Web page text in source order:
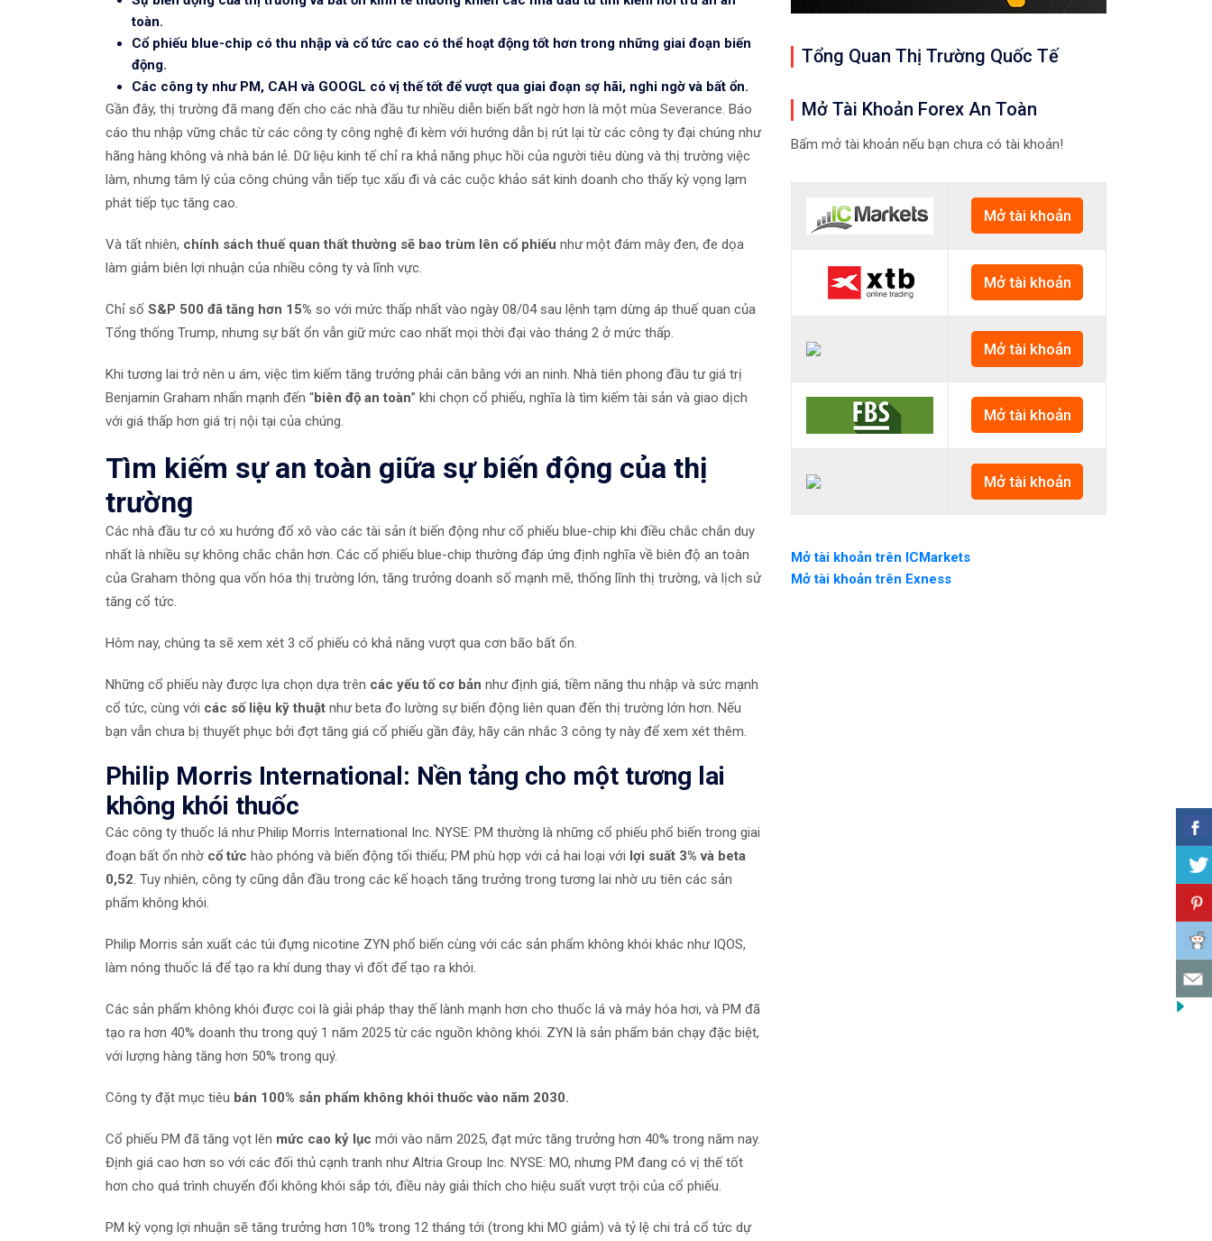
toàn.
Cổ phiếu blue-chip có thu nhập và cổ tức cao có thể hoạt động tốt hơn trong những giai đoạn biến
động.
Các công ty như PM, CAH và GOOGL có vị thế tốt để vượt qua giai đoạn sợ hãi, nghi ngờ và bất ổn.
Gần đây, thị trường đã mang đến cho các nhà đầu tư nhiều diễn biến bất ngờ hơn là một mùa Severance. Báo
cáo thu nhập vững chắc từ các công ty công nghệ đi kèm với hướng dẫn bị rút lại từ các công ty đại chúng như
hãng hàng không và nhà bán lẻ. Dữ liệu kinh tế chỉ ra khả năng phục hồi của người tiêu dùng và thị trường việc
làm, nhưng tâm lý của công chúng vẫn tiếp tục xấu đi và các cuộc khảo sát kinh doanh cho thấy kỳ vọng lạm
phát tiếp tục tăng cao.
Và tất nhiên, chính sách thuế quan thất thường sẽ bao trùm lên cổ phiếu như một đám mây đen, đe dọa
làm giảm biên lợi nhuận của nhiều công ty và lĩnh vực.
Chỉ số S&P 500 đã tăng hơn 15% so với mức thấp nhất vào ngày 08/04 sau lệnh tạm dừng áp thuế quan của
Tổng thống Trump, nhưng sự bất ổn vẫn giữ mức cao nhất mọi thời đại vào tháng 2 ở mức thấp.
Khi tương lai trở nên u ám, việc tìm kiếm tăng trưởng phải cân bằng với an ninh. Nhà tiên phong đầu tư giá trị
Benjamin Graham nhấn mạnh đến “biên độ an toàn” khi chọn cổ phiếu, nghĩa là tìm kiếm tài sản và giao dịch
với giá thấp hơn giá trị nội tại của chúng.
Tìm kiếm sự an toàn giữa sự biến động của thị
trường
Các nhà đầu tư có xu hướng đổ xô vào các tài sản ít biến động như cổ phiếu blue-chip khi điều chắc chắn duy
nhất là nhiều sự không chắc chắn hơn. Các cổ phiếu blue-chip thường đáp ứng định nghĩa về biên độ an toàn
của Graham thông qua vốn hóa thị trường lớn, tăng trưởng doanh số mạnh mẽ, thống lĩnh thị trường, và lịch sử
tăng cổ tức.
Hôm nay, chúng ta sẽ xem xét 3 cổ phiếu có khả năng vượt qua cơn bão bất ổn.
Những cổ phiếu này được lựa chọn dựa trên các yếu tố cơ bản như định giá, tiềm năng thu nhập và sức mạnh
cổ tức, cùng với các số liệu kỹ thuật như beta đo lường sự biến động liên quan đến thị trường lớn hơn. Nếu
bạn vẫn chưa bị thuyết phục bởi đợt tăng giá cổ phiếu gần đây, hãy cân nhắc 3 công ty này để xem xét thêm.
Philip Morris International: Nền tảng cho một tương lai
không khói thuốc
Các công ty thuốc lá như Philip Morris International Inc. NYSE: PM thường là những cổ phiếu phổ biến trong giai
đoạn bất ổn nhờ cổ tức hào phóng và biến động tối thiểu; PM phù hợp với cả hai loại với lợi suất 3% và beta
0,52. Tuy nhiên, công ty cũng dẫn đầu trong các kế hoạch tăng trưởng trong tương lai nhờ ưu tiên các sản
phẩm không khói.
Philip Morris sản xuất các túi đựng nicotine ZYN phổ biến cùng với các sản phẩm không khói khác như IQOS,
làm nóng thuốc lá để tạo ra khí dung thay vì đốt để tạo ra khói.
Các sản phẩm không khói được coi là giải pháp thay thế lành mạnh hơn cho thuốc lá và máy hóa hơi, và PM đã
tạo ra hơn 40% doanh thu trong quý 1 năm 2025 từ các nguồn không khói. ZYN là sản phẩm bán chạy đặc biệt,
với lượng hàng tăng hơn 50% trong quý.
Công ty đặt mục tiêu bán 100% sản phẩm không khói thuốc vào năm 2030.
Cổ phiếu PM đã tăng vọt lên mức cao kỷ lục mới vào năm 2025, đạt mức tăng trưởng hơn 40% trong năm nay.
Định giá cao hơn so với các đối thủ cạnh tranh như Altria Group Inc. NYSE: MO, nhưng PM đang có vị thế tốt
hơn cho quá trình chuyển đổi không khói sắp tới, điều này giải thích cho hiệu suất vượt trội của cổ phiếu.
PM kỳ vọng lợi nhuận sẽ tăng trưởng hơn 10% trong 12 tháng tới (trong khi MO giảm) và tỷ lệ chi trả cổ tức dự
Tổng Quan Thị Trường Quốc Tế
Mở Tài Khoản Forex An Toàn
Bấm mở tài khoản nếu bạn chưa có tài khoản!
Mở tài khoản
Mở tài khoản
Mở tài khoản
Mở tài khoản
Mở tài khoản
Mở tài khoản trên ICMarkets
Mở tài khoản trên Exness